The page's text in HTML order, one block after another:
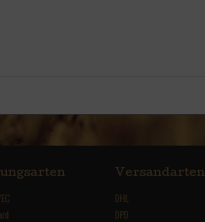
Versandarten
DHL
DPD